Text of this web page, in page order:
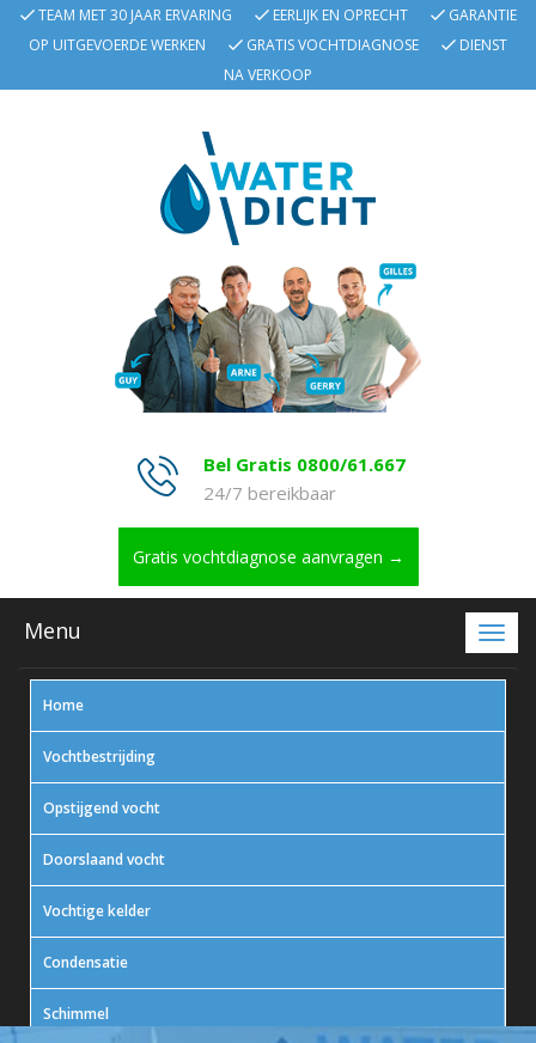
TEAM MET 30 JAAR ERVARING EERLIJK EN OPRECHT
GARANTIE
OP UITGEVOERDE WERKEN
GRATIS VOCHTDIAGNOSE
DIENST
NA VERKOOP
Bel Gratis 0800/61.667
24/7 bereikbaar
Gratis vochtdiagnose aanvragen →
Menu
Home
Vochtbestrijding
Opstijgend vocht
Doorslaand vocht
Vochtige kelder
Condensatie
Schimmel